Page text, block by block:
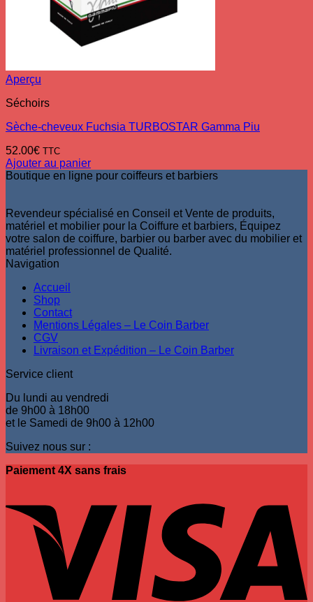
Aperçu
Séchoirs
Sèche-cheveux Fuchsia TURBOSTAR Gamma Piu
52.00€ TTC
Ajouter au panier
Boutique en ligne pour coiffeurs et barbiers
Revendeur spécialisé en Conseil et Vente de produits,
matériel et mobilier pour la Coiffure et barbiers, Équipez
votre salon de coiffure, barbier ou barber avec du mobilier et
matériel professionnel de Qualité.
Navigation
Accueil
Shop
Contact
Mentions Légales – Le Coin Barber
CGV
Livraison et Expédition – Le Coin Barber
Service client
Du lundi au vendredi
de 9h00 à 18h00
et le Samedi de 9h00 à 12h00
Suivez nous sur :
Paiement 4X sans frais